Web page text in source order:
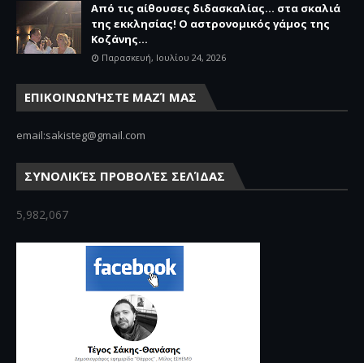
Από τις αίθουσες διδασκαλίας… στα σκαλιά
της εκκλησίας! Ο αστρονομικός γάμος της
Κοζάνης...
Παρασκευή, Ιουλίου 24, 2026
ΕΠΙΚΟΙΝΩΝΉΣΤΕ ΜΑΖΊ ΜΑΣ
email:sakisteg@gmail.com
ΣΥΝΟΛΙΚΈΣ ΠΡΟΒΟΛΈΣ ΣΕΛΊΔΑΣ
5,982,067